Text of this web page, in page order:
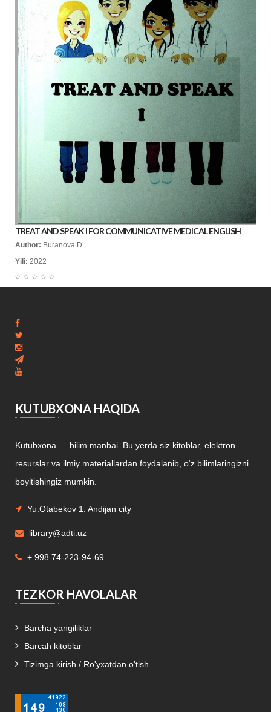
TREAT AND SPEAK I FOR COMMUNICATIVE MEDICAL ENGLISH
Author: Buranova D.
Yili: 2022
☆
☆
☆
☆
☆
KUTUBXONA HAQIDA
Kutubxona — bilim manbai. Bu yerda siz kitoblar, elektron
resurslar va ilmiy materiallardan foydalanib, o‘z bilimlaringizni
boyitishingiz mumkin.
Yu.Otabekov 1. Andijan city
library@adti.uz
+ 998 74-223-94-69
TEZKOR HAVOLALAR
Barcha yangiliklar
Barcah kitoblar
Tizimga kirish / Ro'yxatdan o'tish